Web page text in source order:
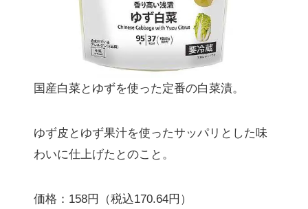
国産白菜とゆずを使った定番の白菜漬。
ゆず皮とゆず果汁を使ったサッパリとした味
わいに仕上げたとのこと。
価格：158円（税込170.64円）